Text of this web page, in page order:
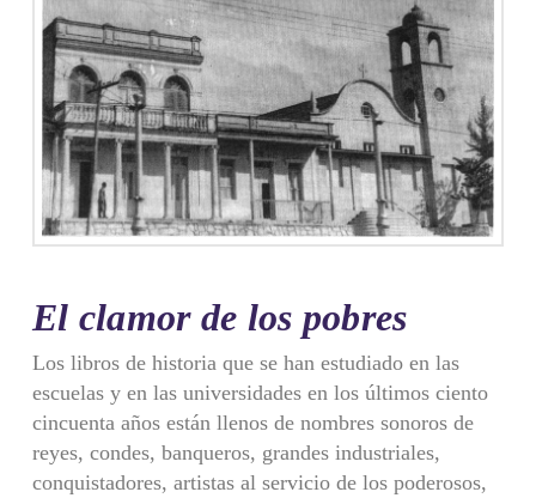
El clamor de los pobres
Los libros de historia que se han estudiado en las
escuelas y en las universidades en los últimos ciento
cincuenta años están llenos de nombres sonoros de
reyes, condes, banqueros, grandes industriales,
conquistadores, artistas al servicio de los poderosos,